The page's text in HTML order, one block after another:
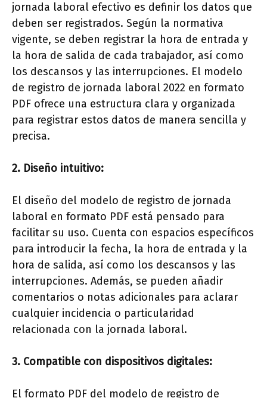
jornada laboral efectivo es definir los datos que
deben ser registrados. Según la normativa
vigente, se deben registrar la hora de entrada y
la hora de salida de cada trabajador, así como
los descansos y las interrupciones. El modelo
de registro de jornada laboral 2022 en formato
PDF ofrece una estructura clara y organizada
para registrar estos datos de manera sencilla y
precisa.
2. Diseño intuitivo:
El diseño del modelo de registro de jornada
laboral en formato PDF está pensado para
facilitar su uso. Cuenta con espacios específicos
para introducir la fecha, la hora de entrada y la
hora de salida, así como los descansos y las
interrupciones. Además, se pueden añadir
comentarios o notas adicionales para aclarar
cualquier incidencia o particularidad
relacionada con la jornada laboral.
3. Compatible con dispositivos digitales:
El formato PDF del modelo de registro de